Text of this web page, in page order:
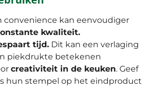
convenience kan eenvoudiger
kwaliteit.
tijd. Dit kan een verlaging
piekdrukte betekenen
creativiteit in de keuken. Geef
hun stempel op het eindproduct